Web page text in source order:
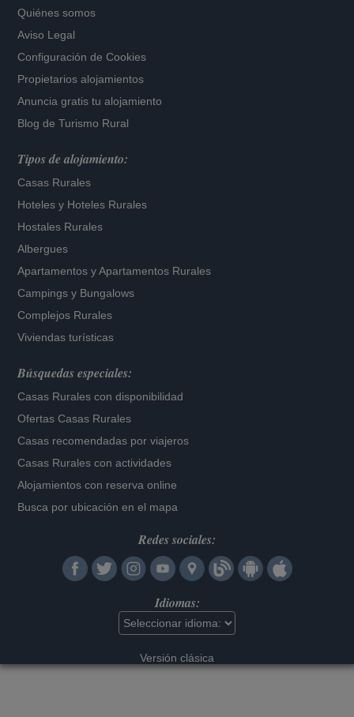
Quiénes somos
Aviso Legal
Configuración de Cookies
Propietarios alojamientos
Anuncia gratis tu alojamiento
Blog de Turismo Rural
Tipos de alojamiento:
Casas Rurales
Hoteles y Hoteles Rurales
Hostales Rurales
Albergues
Apartamentos yApartamentos Rurales
Campings y Bungalows
Complejos Rurales
Viviendas turísticas
Búsquedas especiales:
Casas Rurales con disponibilidad
Ofertas Casas Rurales
Casas recomendadas por viajeros
Casas Rurales con actividades
Alojamientos con reserva online
Busca por ubicación en el mapa
Redes sociales:
Idiomas:
Versión clásica